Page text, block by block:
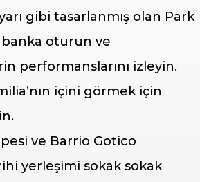
gibi tasarlanmış olan Park
banka oturun ve
performanslarını izleyin.
içini görmek için
ve Barrio Gotico
yerleşimi sokak sokak